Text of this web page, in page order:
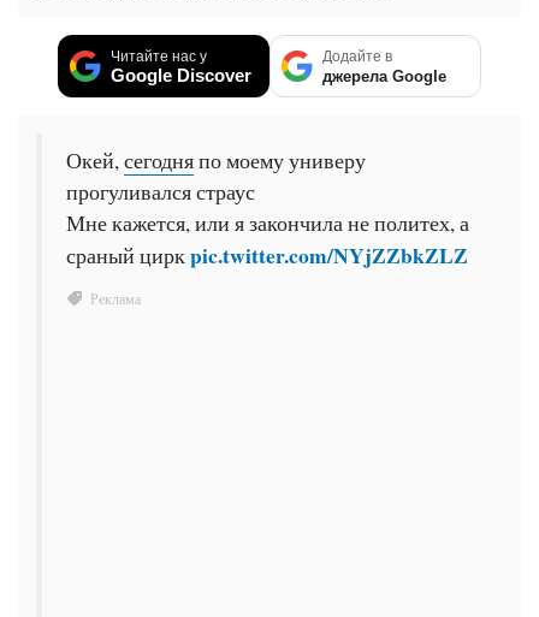
Читайте нас у
Google Discover
Додайте в
джерела Google
Окей, сегодняпо моему универу
прогуливался страус
Мне кажется, или я закончила не политех, а
сраный циркpic.twitter.com/NYjZZbkZLZ